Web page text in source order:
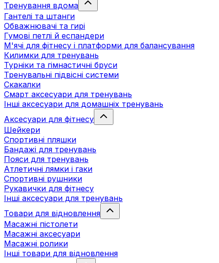
Тренування вдома
Гантелі та штанги
Обважнювачі та гирі
Гумові петлі й еспандери
М'ячі для фітнесу і платформи для балансування
Килимки для тренувань
Турніки та гімнастичні бруси
Тренувальні підвісні системи
Скакалки
Смарт аксесуари для тренувань
Інші аксесуари для домашніх тренувань
Аксесуари для фітнесу
Шейкери
Спортивні пляшки
Бандажі для тренувань
Пояси для тренувань
Атлетичні лямки і гаки
Спортивні рушники
Рукавички для фітнесу
Інші аксесуари для тренувань
Товари для відновлення
Масажні пістолети
Масажні аксесуари
Масажні ролики
Інші товари для відновлення